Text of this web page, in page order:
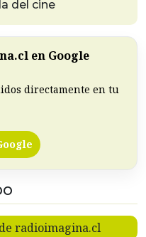
del cine
en Google
directamente en tu
radioimagina.cl